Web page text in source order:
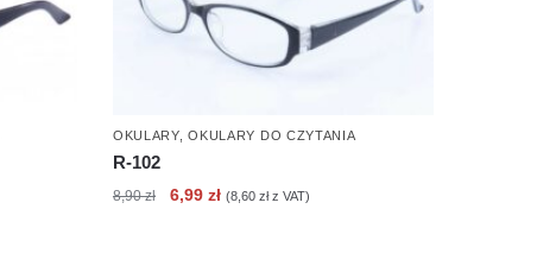
OKULARY,OKULARY DO CZYTANIA
R-102
8,90zł
Pierwotna
6,99 złAktualna
(8,60 złz VAT)